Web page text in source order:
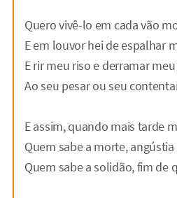
Quero vivê-lo em cada vão
E em louvor hei de espalhar
E rir meu riso e derramar
Ao seu pesar ou seu
E assim, quando mais tarde
Quem sabe a morte,
Quem sabe a solidão, fim de